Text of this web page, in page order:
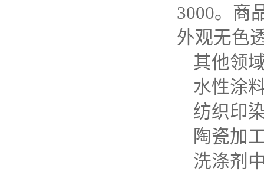
3000。商
外观无色
其他领
水性涂
纺织印
陶瓷加
洗涤剂